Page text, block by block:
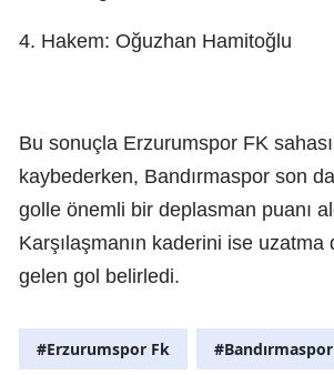
4. Hakem: Oğuzhan Hamitoğlu
Bu sonuçla Erzurumspor FK
kaybederken, Bandırmaspor son
golle önemli bir deplasman puanı
Karşılaşmanın kaderini ise uzatma
gelen gol belirledi.
#Erzurumspor Fk #Bandırmaspor